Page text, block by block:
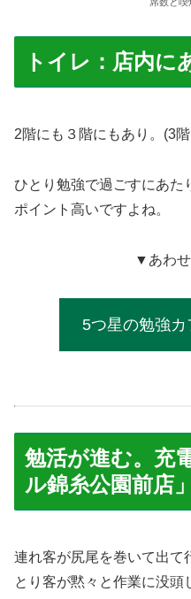
席数と
トイレ：店内
2階にも３階にもあり。(3
ひとり勉強で過ごすにあた
ポイント高いですよね。
▼あわ
5つ星の勉強
勉活が進む。充
ル錦糸公園前店
連れ客が尻尾を巻いて出て
とり客が黙々と作業に没頭